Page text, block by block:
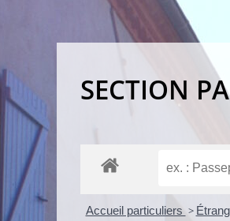
SECTION
Accueil particuliers >